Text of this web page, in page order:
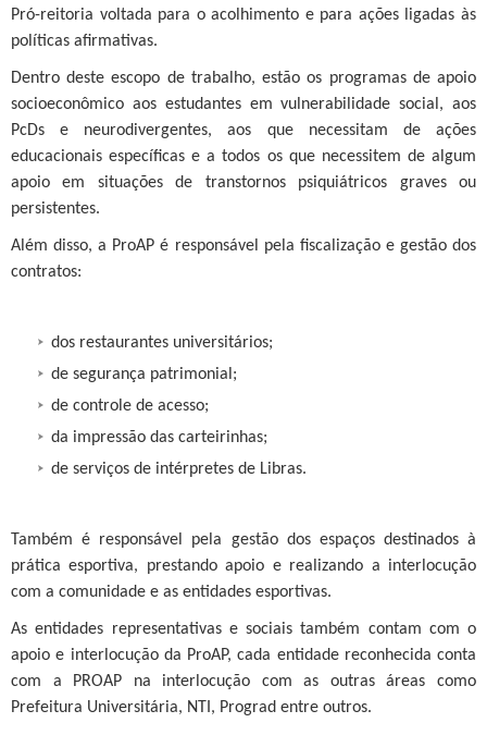
Pró-reitoria voltada para o acolhimento e para ações ligadas às
políticas afirmativas.
Dentro deste escopo de trabalho, estão os programas de apoio
socioeconômico aos estudantes em vulnerabilidade social, aos
PcDs e neurodivergentes, aos que necessitam de ações
educacionais específicas e a todos os que necessitem de algum
apoio em situações de transtornos psiquiátricos graves ou
persistentes.
Além disso, a ProAP é responsável pela fiscalização e gestão dos
contratos:
dos restaurantes universitários;
de segurança patrimonial;
de controle de acesso;
da impressão das carteirinhas;
de serviços de intérpretes de Libras.
Também é responsável pela gestão dos espaços destinados à
prática esportiva, prestando apoio e realizando a interlocução
com a comunidade e as entidades esportivas.
As entidades representativas e sociais também contam com o
apoio e interlocução da ProAP, cada entidade reconhecida conta
com a PROAP na interlocução com as outras áreas como
Prefeitura Universitária, NTI, Prograd entre outros.